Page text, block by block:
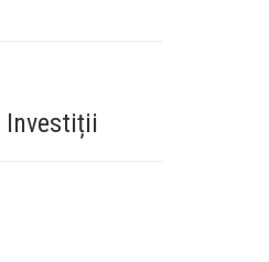
Investiții